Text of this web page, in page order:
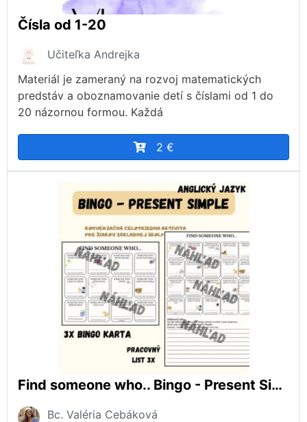
Čísla od 1-20
Učiteľka Andrejka
Materiál je zameraný na rozvoj matematických
predstáv a oboznamovanie detí s číslami od 1 do
20 názornou formou. Každá
2 €
Find someone who.. Bingo - Present Simple
Bc. Valéria Cebáková